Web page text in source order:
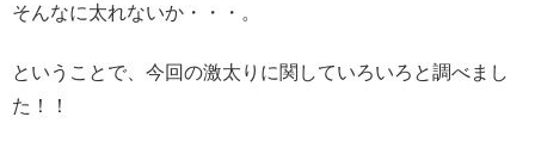
そんなに太れないか・・・。
ということで、今回の激太りに関していろいろと調べまし
た！！